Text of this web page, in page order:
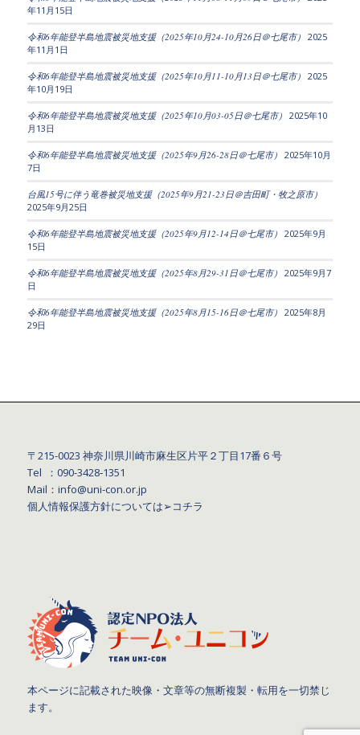
年11月15日
令和6年能登半島地震被災地支援（2025年10月24-10月26日＠七尾市） 2025
年11月1日
令和6年能登半島地震被災地支援（2025年10月11-10月13日＠七尾市） 2025
年10月19日
令和6年能登半島地震被災地支援（2025年10月03-05日＠七尾市） 2025年10
月13日
令和6年能登半島地震被災地支援（2025年9月26-28日＠七尾市） 2025年10月
7日
台風15号に伴う竜巻被災地支援（2025年9月21-23日＠吉田町・牧之原市）
2025年9月25日
令和6年能登半島地震被災地支援（2025年9月12-14日＠七尾市） 2025年9月
15日
令和6年能登半島地震被災地支援（2025年8月29-31日＠七尾市） 2025年9月7
日
令和6年能登半島地震被災地支援（2025年8月15-16日＠七尾市） 2025年8月
29日
〒215-0023 神奈川県川崎市麻生区片平２丁目17番６号
Tel ：090-3428‐1351
Mail：info@uni-con.or.jp
個人情報保護方針については➢コチラ
本ページに記載された映像・文章等の無断複製・転用を一切禁じ
ます。